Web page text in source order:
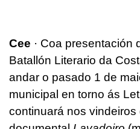
Cee · Coa presentación
Batallón Literario da
andar o pasado 1 de
municipal en torno ás
continuará nos